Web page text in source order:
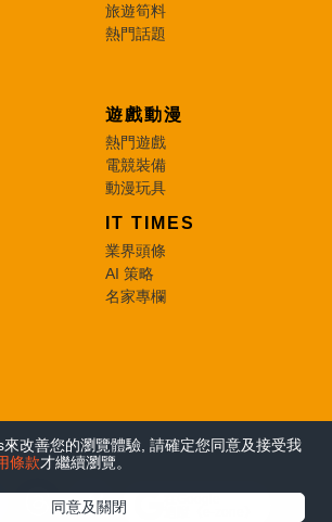
改善您的瀏覽體驗, 請確定您同意及接受我
條款才繼續瀏覽。
同意及關閉
旅遊筍料
熱門話題
遊戲動漫
熱門遊戲
電競裝備
動漫玩具
IT TIMES
業界頭條
AI 策略
名家專欄
Rights Reserved.